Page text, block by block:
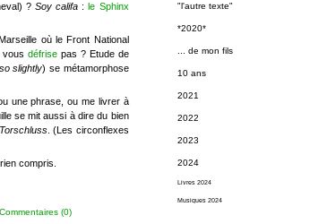
"l'autre texte"
*2020*
... de mon fils
10 ans
2021
2022
2023
2024
Livres 2024
Musiques 2024
?Soy califa :le Sphinx
où le Front National
vousdéfrise pas ? Etude de
slightly) se métamorphose
une phrase, ou me livrer à
se mit aussi à dire du bien
Torschluss. (Les circonflexes
compris.
Commentaires (0)